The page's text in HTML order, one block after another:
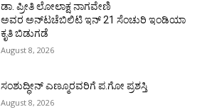
ಡಾ. ಪ್ರೀತಿ ಲೋಲಾಕ್ಷ ನಾಗವೇಣಿ
ಅವರ ಅನ್‌ಟಚೆಬಿಲಿಟಿ ಇನ್ 21 ಸೆಂಚುರಿ ಇಂಡಿಯಾ
ಕೃತಿ ಬಿಡುಗಡೆ
August 8, 2026
ಸಂಶುದ್ಧೀನ್ ಎಣ್ಮೂರವರಿಗೆ ಪ.ಗೋ ಪ್ರಶಸ್ತಿ
August 8, 2026